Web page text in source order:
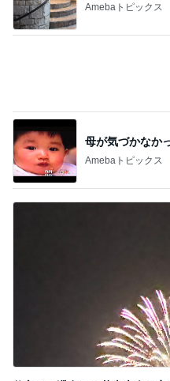
Amebaトピックス
記
好きなの選んで
Amebaトピックス